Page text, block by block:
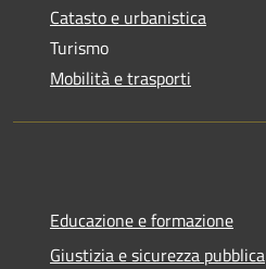
Catasto e urbanistica
Turismo
Mobilità e trasporti
Educazione e formazione
Giustizia e sicurezza pubblica